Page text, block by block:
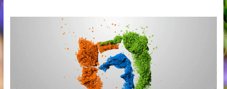
ВОЈВОДИНИ
ДОДЕЉЕНО
МИЛИОНА
ДИНАРА